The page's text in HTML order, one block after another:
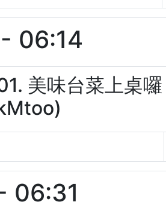
06:14
美味台菜上桌
06:31